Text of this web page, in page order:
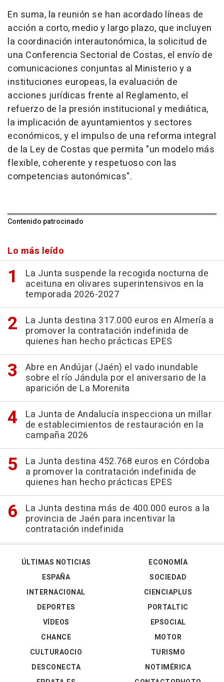
En suma, la reunión se han acordado líneas de
acción a corto, medio y largo plazo, que incluyen
la coordinación interautonómica, la solicitud de
una Conferencia Sectorial de Costas, el envío de
comunicaciones conjuntas al Ministerio y a
instituciones europeas, la evaluación de
acciones jurídicas frente al Reglamento, el
refuerzo de la presión institucional y mediática,
la implicación de ayuntamientos y sectores
económicos, y el impulso de una reforma integral
de la Ley de Costas que permita "un modelo más
flexible, coherente y respetuoso con las
competencias autonómicas".
Contenido patrocinado
Lo más leído
La Junta suspende la recogida nocturna de
aceituna en olivares superintensivos en la
temporada 2026-2027
La Junta destina 317.000 euros en Almería a
promover la contratación indefinida de
quienes han hecho prácticas EPES
Abre en Andújar (Jaén) el vado inundable
sobre el río Jándula por el aniversario de la
aparición de La Morenita
La Junta de Andalucía inspecciona un millar
de establecimientos de restauración en la
campaña 2026
La Junta destina 452.768 euros en Córdoba
a promover la contratación indefinida de
quienes han hecho prácticas EPES
La Junta destina más de 400.000 euros a la
provincia de Jaén para incentivar la
contratación indefinida
ÚLTIMAS NOTICIAS
ESPAÑA
INTERNACIONAL
DEPORTES
VÍDEOS
ECONOMÍA
SOCIEDAD
CIENCIAPLUS
PORTALTIC
EPSOCIAL
CHANCE
CULTURAOCIO
DESCONECTA
MOTOR
TURISMO
NOTIMÉRICA